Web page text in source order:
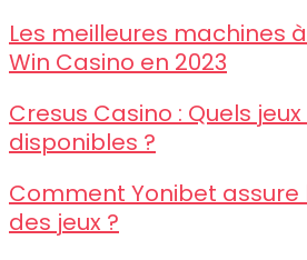
Les meilleures machines
Win Casino en 2023
Cresus Casino : Quels
disponibles ?
Comment Yonibet
des jeux ?